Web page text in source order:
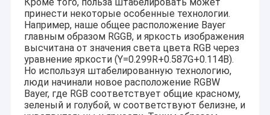
принести некоторые особенные технологии.
Например, наше общее расположение Bayer
главным образом RGGB, и яркость изображения
высчитана от значения света цвета RGB через
уравнение яркости (Y=0.299R+0.587G+0.114B).
Но используя штабелированную технологию,
люди начинали новое расположение RGBW
Bayer, где RGB соответствует общие красному,
зеленый и голубой, w соответствуют белизне, и